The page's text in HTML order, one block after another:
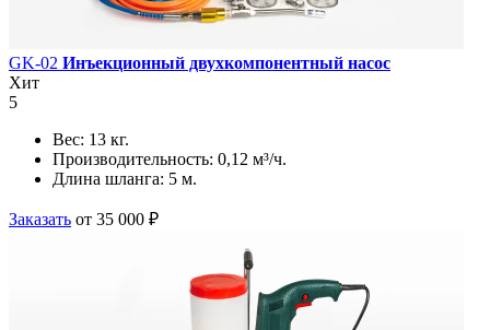
GK-02 Инъекционный двухкомпонентный насос
Хит
5
Вес: 13 кг.
Производительность: 0,12 м³/ч.
Длина шланга: 5 м.
Заказать от 35 000 ₽